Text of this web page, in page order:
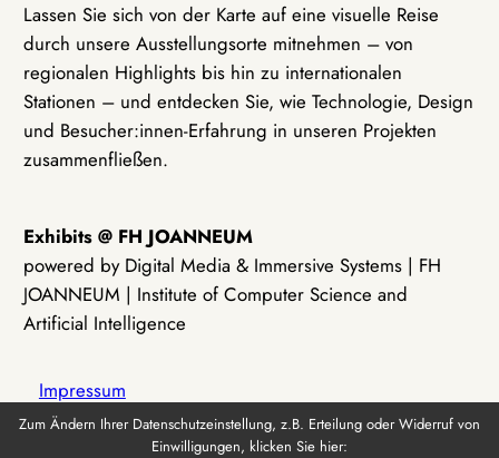
Lassen Sie sich von der Karte auf eine visuelle Reise
durch unsere Ausstellungsorte mitnehmen – von
regionalen Highlights bis hin zu internationalen
Stationen – und entdecken Sie, wie Technologie, Design
und Besucher:innen-Erfahrung in unseren Projekten
zusammenfließen.
Exhibits @ FH JOANNEUM
powered by Digital Media & Immersive Systems | FH
JOANNEUM | Institute of Computer Science and
Artificial Intelligence
Impressum
Zum Ändern Ihrer Datenschutzeinstellung, z.B. Erteilung oder Widerruf von
Einwilligungen, klicken Sie hier: